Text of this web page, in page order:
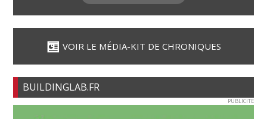
VOIR LE MÉDIA-KIT DE CHRONIQUES
BUILDINGLAB.FR
PUBLICITE